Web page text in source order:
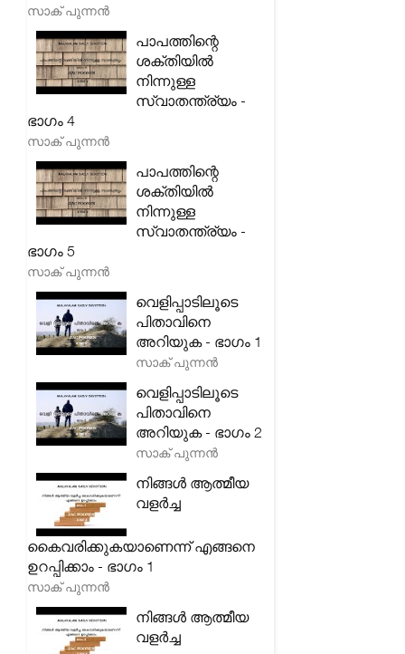
സാക് പുന്നൻ
പാപത്തിന്റെ
ശക്തിയിൽ
നിന്നുള്ള
സ്വാതന്ത്ര്യം -
ഭാഗം 4
സാക് പുന്നൻ
പാപത്തിന്റെ
ശക്തിയിൽ
നിന്നുള്ള
സ്വാതന്ത്ര്യം -
ഭാഗം 5
സാക് പുന്നൻ
വെളിപ്പാടിലൂടെ
പിതാവിനെ
അറിയുക - ഭാഗം 1
സാക് പുന്നൻ
വെളിപ്പാടിലൂടെ
പിതാവിനെ
അറിയുക - ഭാഗം 2
സാക് പുന്നൻ
നിങ്ങൾ ആത്മീയ
വളർച്ച
കൈവരിക്കുകയാണെന്ന് എങ്ങനെ
ഉറപ്പിക്കാം - ഭാഗം 1
സാക് പുന്നൻ
നിങ്ങൾ ആത്മീയ
വളർച്ച